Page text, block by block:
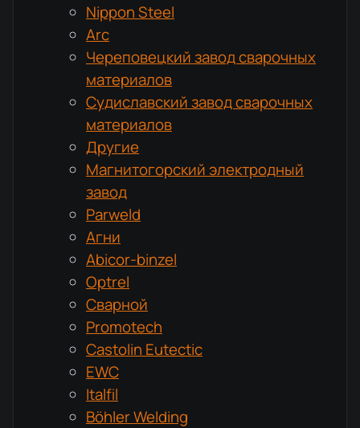
Nippon Steel
Arc
Череповецкий завод сварочных
материалов
Судиславский завод сварочных
материалов
Другие
Магнитогорский электродный
завод
Parweld
Агни
Abicor-binzel
Optrel
Сварной
Promotech
Castolin Eutectic
EWC
Italfil
Böhler Welding